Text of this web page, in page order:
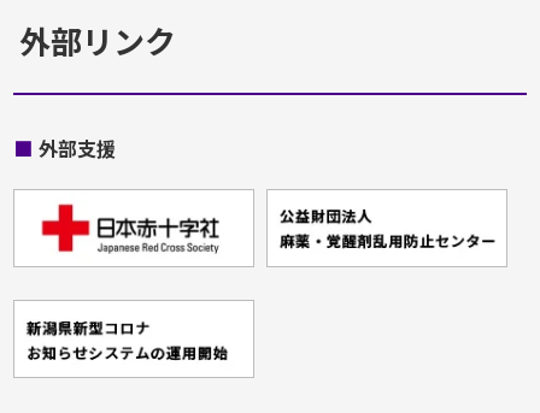
外部リンク
■ 外部支援